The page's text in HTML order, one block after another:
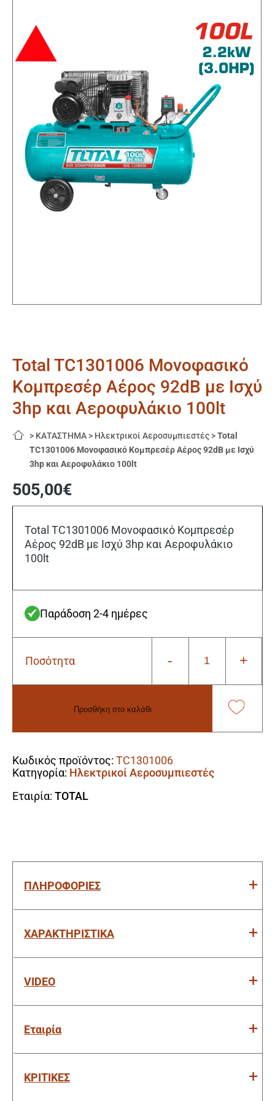
Total TC1301006 Μονοφασικό
Κομπρεσέρ Αέρος 92dB με Ισχύ
3hp και Αεροφυλάκιο 100lt
> ΚΑΤΑΣΤΗΜΑ > Ηλεκτρικοί Αεροσυμπιεστές >Total
TC1301006 Μονοφασικό Κομπρεσέρ Αέρος 92dB με Ισχύ
3hp και Αεροφυλάκιο 100lt
505,00€
Total TC1301006 Μονοφασικό Κομπρεσέρ
Αέρος 92dB με Ισχύ 3hp και Αεροφυλάκιο
100lt
Παράδοση 2-4 ημέρες
Ποσότητα -
Total
3hp
και
Αεροφυλάκιο
100lt
+
Προσθήκη στο καλάθι
Κωδικός προϊόντος: TC1301006
Κατηγορία: Ηλεκτρικοί Αεροσυμπιεστές
Εταιρία: TOTAL
ΠΛΗΡΟΦΟΡΙΕΣ
ΧΑΡΑΚΤΗΡΙΣΤΙΚΑ
VIDEO
Εταιρία
ΚΡΙΤΙΚΕΣ